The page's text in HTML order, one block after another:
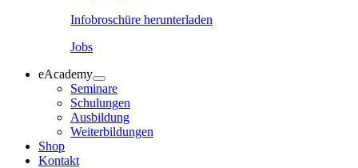
Infobroschüre herunterladen
Jobs
eAcademy
Seminare
Schulungen
Ausbildung
Weiterbildungen
Shop
Kontakt